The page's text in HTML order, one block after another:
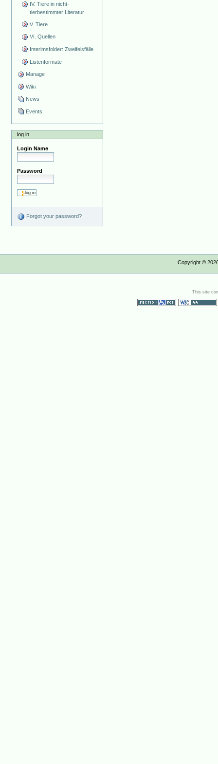
IV. Tiere in nicht-
tierbestimmter Literatur
V. Tiere
VI. Quellen
Interimsfolder: Zweifelsfälle
Listenformate
Manage
Wiki
News
Events
log in
Login Name
Password
Forgot your password?
Copyright ©
This site